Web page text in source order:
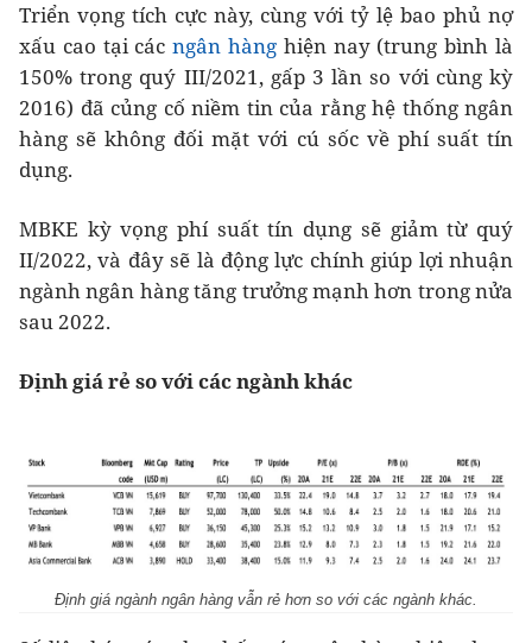
Triển vọng tích cực này, cùng với tỷ lệ bao phủ nợ
xấu cao tại cácngân hàng hiện nay (trung bình là
150% trong quý III/2021, gấp 3 lần so với cùng kỳ
2016) đã củng cố niềm tin của rằng hệ thống ngân
hàng sẽ không đối mặt với cú sốc về phí suất tín
dụng.
MBKE kỳ vọng phí suất tín dụng sẽ giảm từ quý
II/2022, và đây sẽ là động lực chính giúp lợi nhuận
ngành ngân hàng tăng trưởng mạnh hơn trong nửa
sau 2022.
Định giá rẻ so với các ngành khác
Định giá ngành ngân hàng vẫn rẻ hơn so với các ngành khác.